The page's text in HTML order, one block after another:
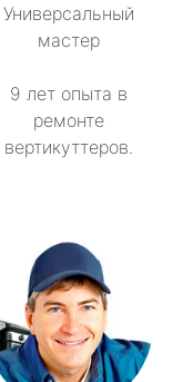
Универсальный
мастер
9 лет опыта в
ремонте
вертикуттеров.